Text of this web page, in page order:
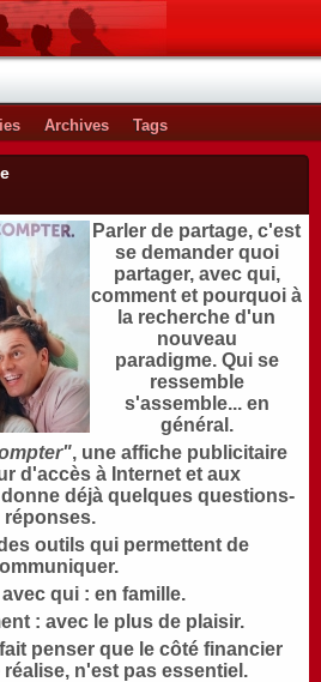
Archives Tags
Parler de partage, c'est
se demander quoi
partager, avec qui,
comment et pourquoi à
la recherche d'un
nouveau
paradigme. Qui se
ressemble
s'assemble... en
général.
, une affiche publicitaire
d'accès à Internet et aux
déjà quelques questions-
réponses.
outils qui permettent de
qui : en famille.
: avec le plus de plaisir.
penser que le côté financier
n'est pas essentiel.